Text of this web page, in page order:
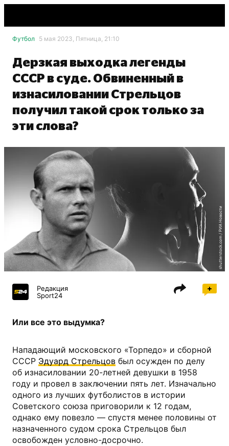
Футбол 5 мая 2023, Пятница, 21:10
Дерзкая выходка легенды
СССР в суде. Обвиненный в
изнасиловании Стрельцов
получил такой срок только за
эти слова?
shutterstock.com / РИА Новости
Редакция
Sport24
Или все это выдумка?
Нападающий московского «Торпедо» и сборной
СССР Эдуард Стрельцов был осужден по делу
об изнасиловании 20-летней девушки в 1958
году и провел в заключении пять лет. Изначально
одного из лучших футболистов в истории
Советского союза приговорили к 12 годам,
однако ему повезло — спустя менее половины от
назначенного судом срока Стрельцов был
освобожден условно-досрочно.